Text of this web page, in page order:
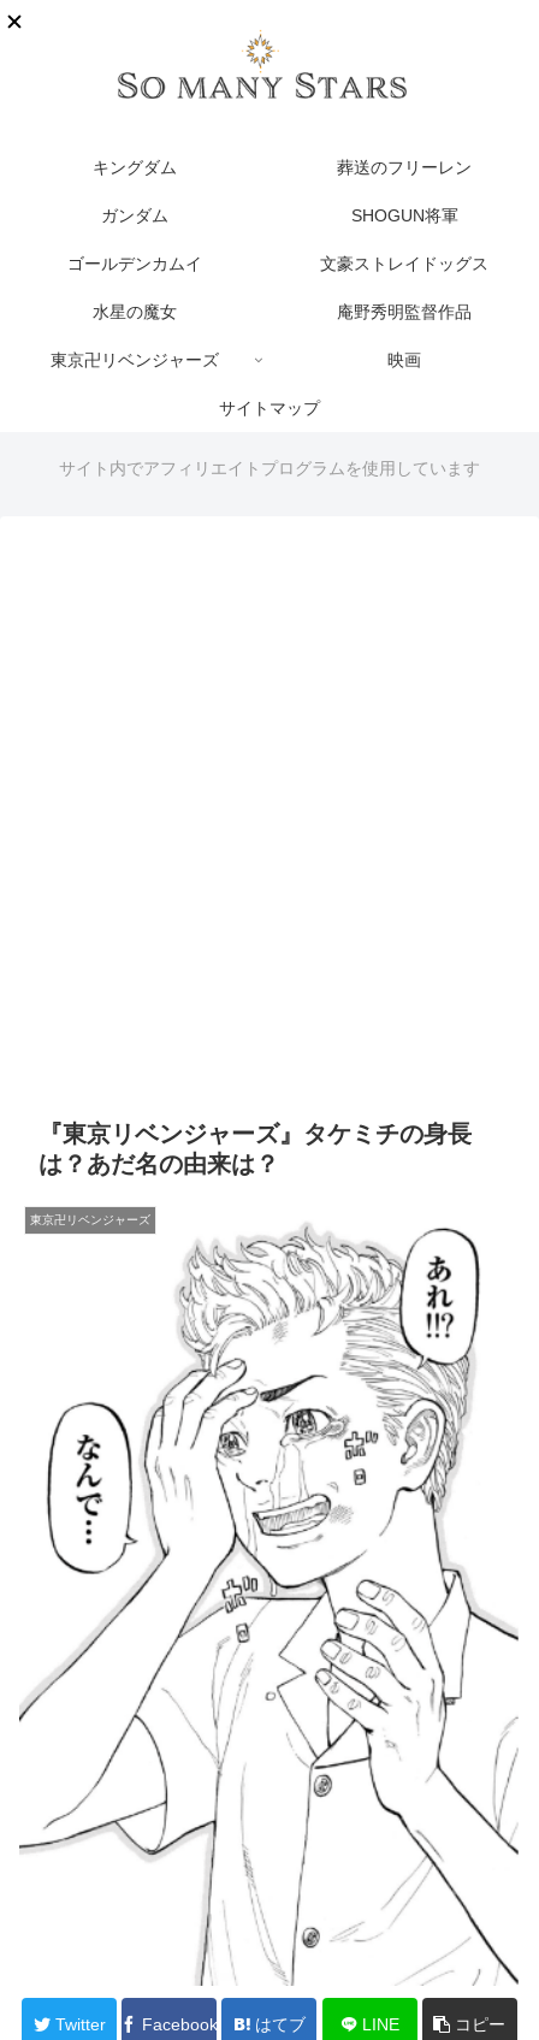
キングダム 葬送のフリーレン
ガンダム SHOGUN将軍
ゴールデンカムイ 文豪ストレイドッグス
水星の魔女 庵野秀明監督作品
東京卍リベンジャーズ 映画
サイトマップ
サイト内でアフィリエイトプログラムを使用しています
『東京リベンジャーズ』タケミチの身長
は？あだ名の由来は？
東京卍リベンジャーズ
Twitter Facebook はてブ LINE コピー